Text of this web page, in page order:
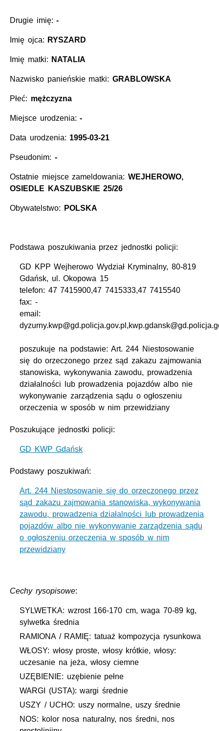
Drugie imię:-
Imię ojca: RYSZARD
Imię matki: NATALIA
Nazwisko panieńskie matki: GRABLOWSKA
Płeć: mężczyzna
Miejsce urodzenia:-
Data urodzenia: 1995-03-21
Pseudonim: -
Ostatnie miejsce zameldowania: WEJHEROWO,
OSIEDLE KASZUBSKIE 25/26
Obywatelstwo: POLSKA
Podstawa poszukiwania przez jednostki policji:
GD KPP Wejherowo Wydział Kryminalny, 80-819
Gdańsk, ul. Okopowa 15
telefon: 47 7415900,47 7415333,47 7415540
fax: -
email:
poszukuje na podstawie: Art. 244 Niestosowanie
się do orzeczonego przez sąd zakazu zajmowania
stanowiska, wykonywania zawodu, prowadzenia
działalności lub prowadzenia pojazdów albo nie
wykonywanie zarządzenia sądu o ogłoszeniu
orzeczenia w sposób w nim przewidziany
Poszukujące jednostki policji:
GD KWP Gdańsk
Podstawy poszukiwań:
Art. 244 Niestosowanie się do orzeczonego przez
sąd zakazu zajmowania stanowiska, wykonywania
zawodu, prowadzenia działalności lub prowadzenia
pojazdów albo nie wykonywanie zarządzenia sądu
o ogłoszeniu orzeczenia w sposób w nim
przewidziany
Cechy rysopisowe:
SYLWETKA: wzrost 166-170 cm, waga 70-89 kg,
sylwetka średnia
RAMIONA / RAMIĘ: tatuaż kompozycja rysunkowa
WŁOSY: włosy proste, włosy krótkie, włosy:
uczesanie na jeża, włosy ciemne
UZĘBIENIE: uzębienie pełne
WARGI (USTA): wargi średnie
USZY / UCHO: uszy normalne, uszy średnie
NOS: kolor nosa naturalny, nos średni, nos